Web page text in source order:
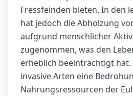
Fressfeinden bieten. In den
hat jedoch die Abholzung
aufgrund menschlicher
zugenommen, was den
erheblich beeinträchtigt hat.
invasive Arten eine
Nahrungsressourcen der